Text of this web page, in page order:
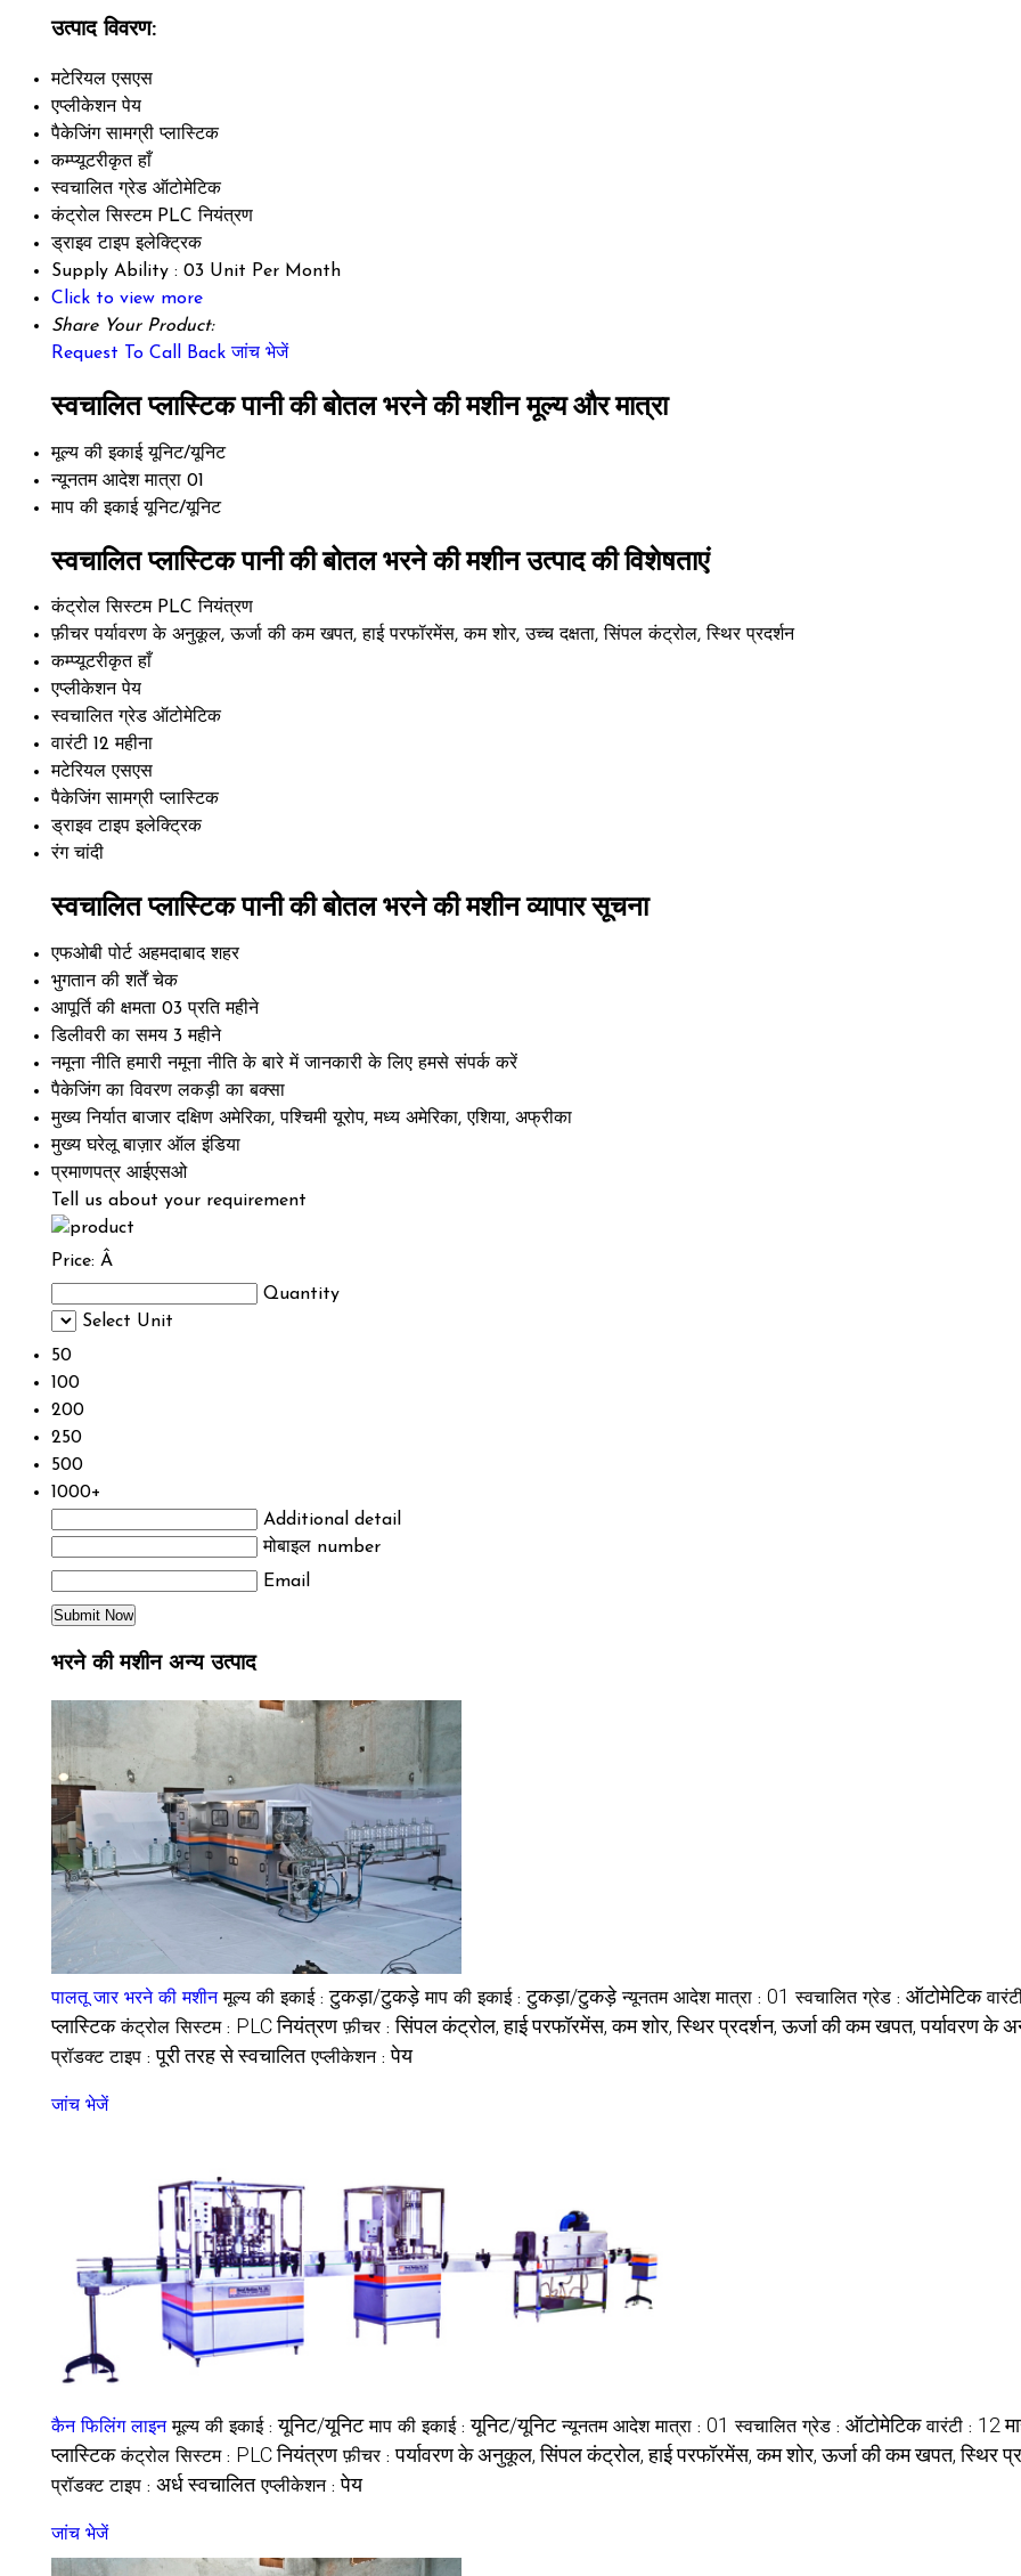
उत्पाद विवरण:
मटेरियल एसएस
एप्लीकेशन पेय
पैकेजिंग सामग्री प्लास्टिक
कम्प्यूटरीकृत हाँ
स्वचालित ग्रेड ऑटोमेटिक
कंट्रोल सिस्टम PLC नियंत्रण
ड्राइव टाइप इलेक्ट्रिक
Supply Ability : 03 Unit Per Month
Click to view more
Share Your Product:
Request To Call Back जांच भेजें
स्वचालित प्लास्टिक पानी की बोतल भरने की मशीन मूल्य और मात्रा
मूल्य की इकाई यूनिट/यूनिट
न्यूनतम आदेश मात्रा 01
माप की इकाई यूनिट/यूनिट
स्वचालित प्लास्टिक पानी की बोतल भरने की मशीन उत्पाद की विशेषताएं
कंट्रोल सिस्टम PLC नियंत्रण
फ़ीचर पर्यावरण के अनुकूल, ऊर्जा की कम खपत, हाई परफॉरमेंस, कम शोर, उच्च दक्षता, सिंपल कंट्रोल, स्थिर प्रदर्शन
कम्प्यूटरीकृत हाँ
एप्लीकेशन पेय
स्वचालित ग्रेड ऑटोमेटिक
वारंटी 12 महीना
मटेरियल एसएस
पैकेजिंग सामग्री प्लास्टिक
ड्राइव टाइप इलेक्ट्रिक
रंग चांदी
स्वचालित प्लास्टिक पानी की बोतल भरने की मशीन व्यापार सूचना
एफओबी पोर्ट अहमदाबाद शहर
भुगतान की शर्तें चेक
आपूर्ति की क्षमता 03 प्रति महीने
डिलीवरी का समय 3 महीने
नमूना नीति हमारी नमूना नीति के बारे में जानकारी के लिए हमसे संपर्क करें
पैकेजिंग का विवरण लकड़ी का बक्सा
मुख्य निर्यात बाजार दक्षिण अमेरिका, पश्चिमी यूरोप, मध्य अमेरिका, एशिया, अफ्रीका
मुख्य घरेलू बाज़ार ऑल इंडिया
प्रमाणपत्र आईएसओ
Tell us about your requirement
Price: Â
Quantity
Select Unit
50
100
200
250
500
1000+
Additional detail
मोबाइल number
Email
भरने की मशीन अन्य उत्पाद
पालतू जार भरने की मशीन मूल्य की इकाई : टुकड़ा/टुकड़े माप की इकाई : टुकड़ा/टुकड़े न्यूनतम आदेश मात्रा : 01 स्वचालित ग्रेड : ऑटोमेटिक
प्लास्टिक कंट्रोल सिस्टम : PLC नियंत्रण फ़ीचर : सिंपल कंट्रोल, हाई परफॉरमेंस, कम शोर, स्थिर प्रदर्शन, ऊर्जा की कम खपत, पर्यावरण के
प्रॉडक्ट टाइप : पूरी तरह से स्वचालित एप्लीकेशन : पेय
जांच भेजें
कैन फिलिंग लाइन मूल्य की इकाई : यूनिट/यूनिट माप की इकाई : यूनिट/यूनिट न्यूनतम आदेश मात्रा : 01 स्वचालित ग्रेड : ऑटोमेटिक वारंटी : 12
प्लास्टिक कंट्रोल सिस्टम : PLC नियंत्रण फ़ीचर : पर्यावरण के अनुकूल, सिंपल कंट्रोल, हाई परफॉरमेंस, कम शोर, ऊर्जा की कम खपत, स्थिर
प्रॉडक्ट टाइप : अर्ध स्वचालित एप्लीकेशन : पेय
जांच भेजें